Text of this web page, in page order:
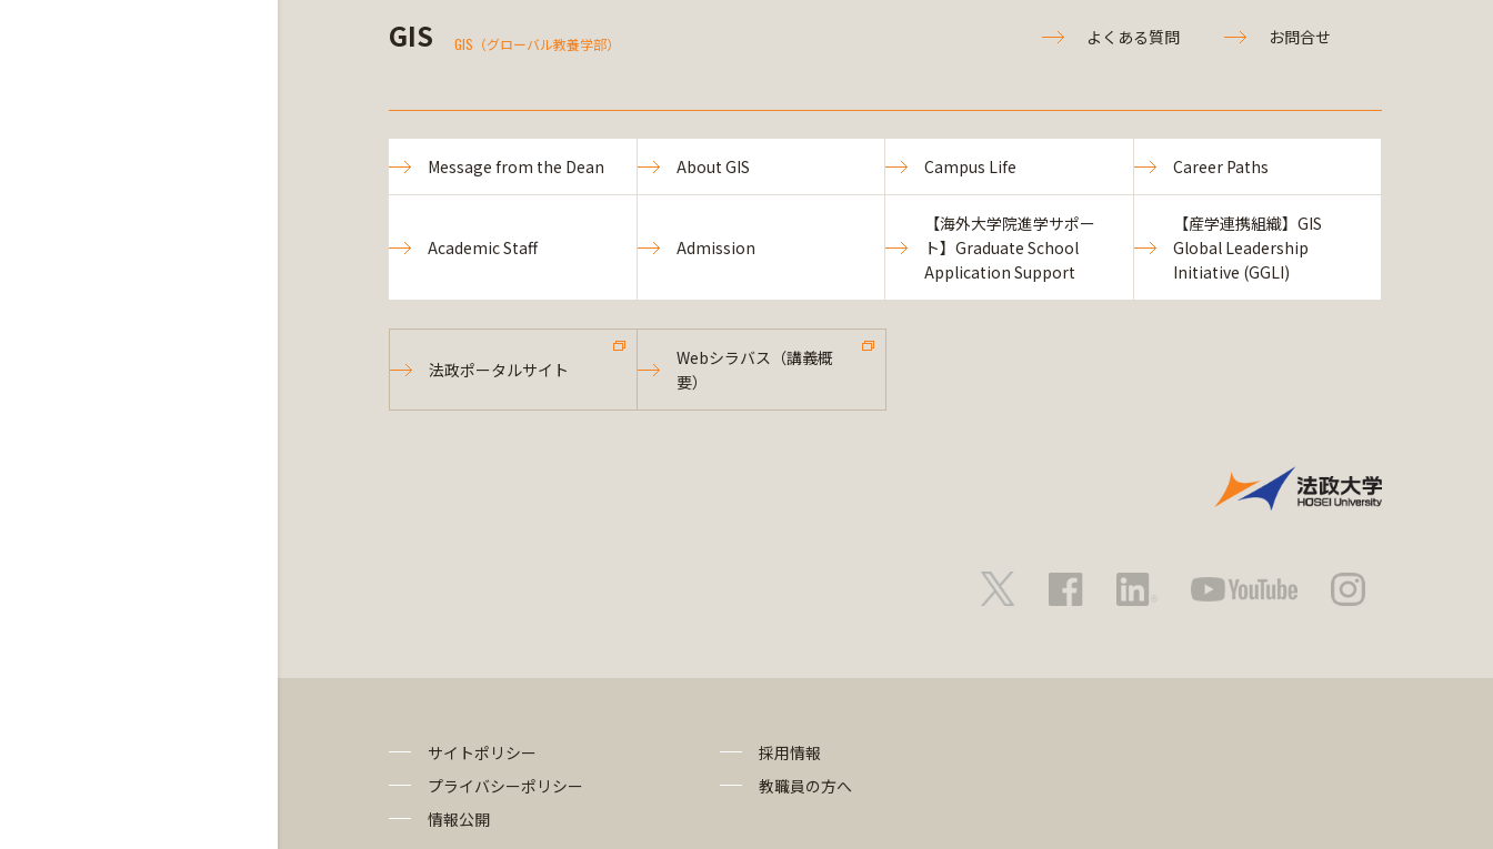
GIS GIS（グローバル教養学部） よくある質問 お問合せ
Message from the Dean About GIS Campus Life Career Paths
Academic Staff Admission
【海外大学院進学サポー
ト】Graduate School
Application Support
【産学連携組織】GIS
Global Leadership
Initiative (GGLI)
法政ポータルサイト
Webシラバス（講義概
要）
サイトポリシー
プライバシーポリシー
情報公開
採用情報
教職員の方へ